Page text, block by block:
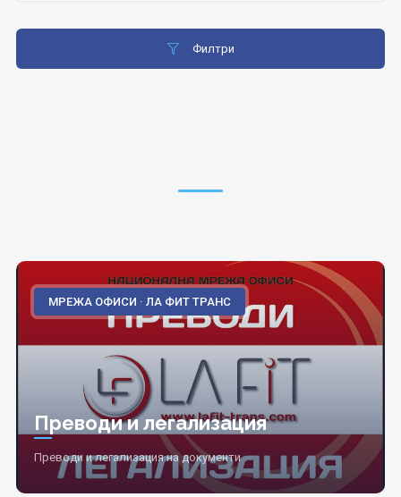
Филтри
МРЕЖА ОФИСИ · ЛА ФИТ ТРАНС
Преводи и легализация
Преводи и легализация на документи